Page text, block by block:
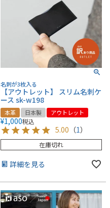
名刺が3枚入る
【アウトレット】 スリム名刺ケ
ース sk-w198
本革 日本製 アウトレット
¥1,000税込
5.00 （1）
在庫切れ
詳細を見る